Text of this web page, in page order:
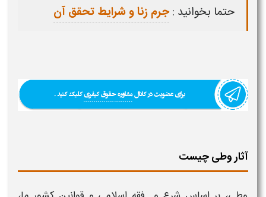
حتما بخوانید :جرم زنا و شرایط تحقق آن
آثار وطی چیست